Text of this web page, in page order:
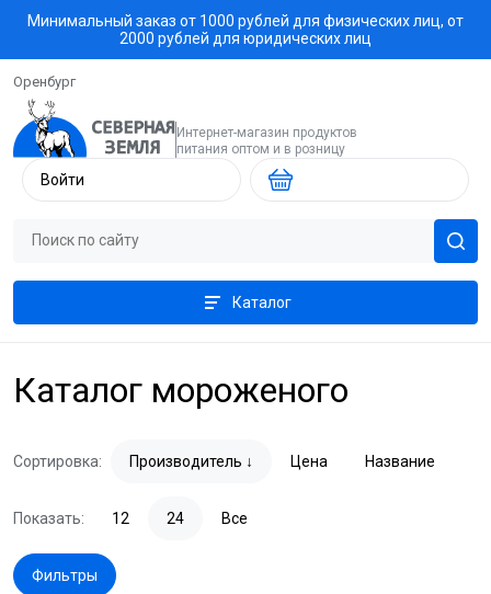
Минимальный заказ от 1000 рублей для физических лиц, от
2000 рублей для юридических лиц
Оренбург
Интернет-магазин продуктов
питания оптом и в розницу
Войти
Каталог
Каталог мороженого
Сортировка: Производитель Цена Название
Показать: 12 24 Все
Фильтры